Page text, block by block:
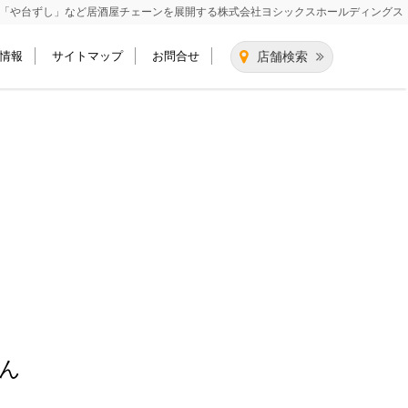
「や台ずし」など居酒屋チェーンを展開する株式会社ヨシックスホールディングス
店舗検索
報 サイトマップ お問合せ